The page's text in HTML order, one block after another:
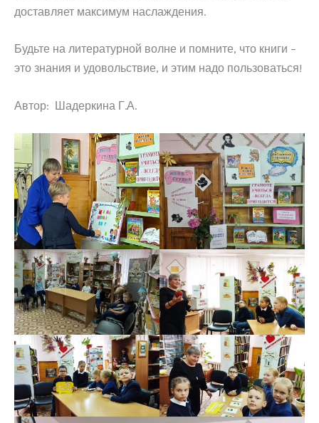
доставляет максимум наслаждения.
Будьте на литературной волне и помните, что книги –
это знания и удовольствие, и этим надо пользоваться!
Автор: Шадеркина Г.А.